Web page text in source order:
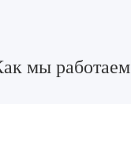
мы работаем